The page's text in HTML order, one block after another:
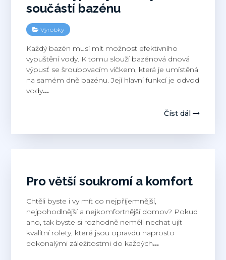
součástí bazénu
Výrobky
Každý bazén musí mít možnost efektivního
vypuštění vody. K tomu slouží bazénová dnová
výpusť se šroubovacím víčkem, která je umístěná
na samém dně bazénu. Její hlavní funkcí je odvod
vody…
Číst dál
Pro větší soukromí a komfort
Chtěli byste i vy mít co nejpříjemnější,
nejpohodlnější a nejkomfortnější domov? Pokud
ano, tak byste si rozhodně neměli nechat ujít
kvalitní rolety, které jsou opravdu naprosto
dokonalými záležitostmi do každých…